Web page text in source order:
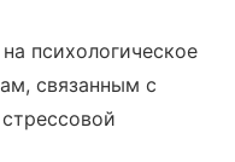
психологическое
связанным с